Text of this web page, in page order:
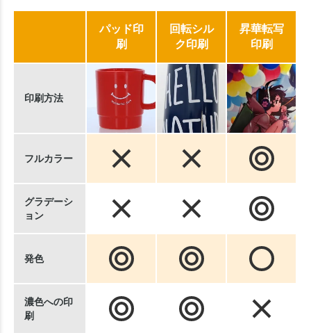
パッド印
刷
回転シル
ク印刷
昇華転写
印刷
印刷方法
フルカラー
グラデーシ
ョン
発色
濃色への印
刷